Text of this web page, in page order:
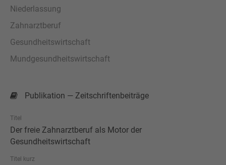
Niederlassung
Zahnarztberuf
Gesundheitswirtschaft
Mundgesundheitswirtschaft
Publikation — Zeitschriftenbeiträge
Titel
Der freie Zahnarztberuf als Motor der
Gesundheitswirtschaft
Titel kurz